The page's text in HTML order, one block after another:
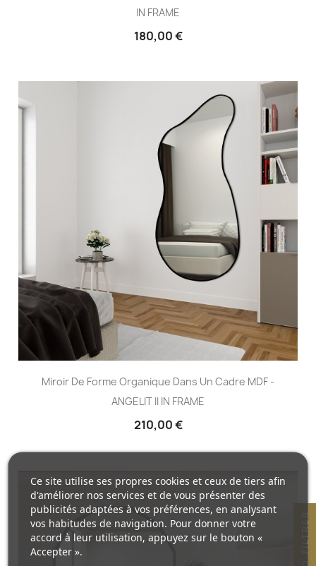
IN FRAME
180,00 €
Miroir De Forme Organique Dans Un Cadre MDF -
ANGELIT II IN FRAME
210,00 €
Ce site utilise ses propres cookies et ceux de tiers afin
d'améliorer nos services et de vous présenter des
publicités adaptées à vos préférences, en analysant
vos habitudes de navigation. Pour donner votre
accord à leur utilisation, appuyez sur le bouton «
Accepter ».
R